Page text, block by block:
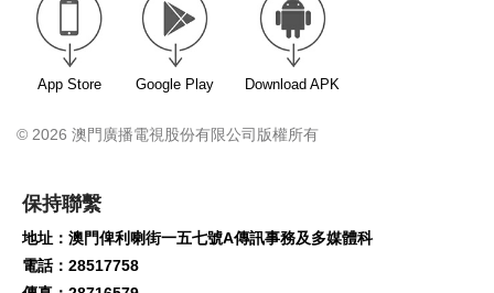
App Store Google Play Download APK
© 2026 澳門廣播電視股份有限公司版權所有
保持聯繫
地址：澳門俾利喇街一五七號A傳訊事務及多媒體科
電話：28517758